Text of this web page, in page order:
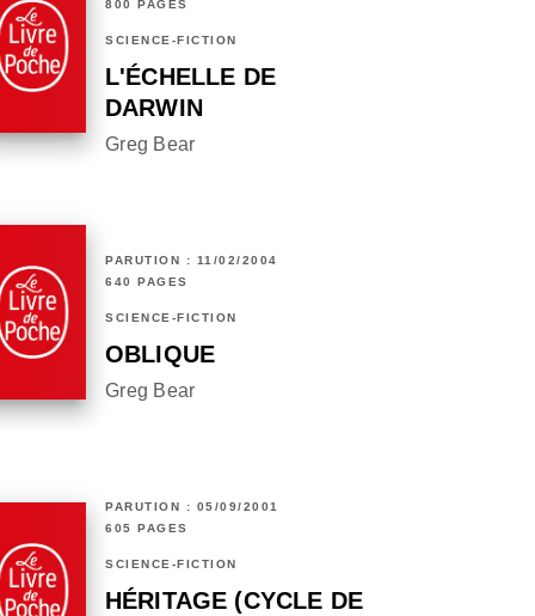
800 PAGES
SCIENCE-FICTION
L'ÉCHELLE DE
DARWIN
Greg Bear
PARUTION : 11/02/2004
640 PAGES
SCIENCE-FICTION
OBLIQUE
Greg Bear
PARUTION : 05/09/2001
605 PAGES
SCIENCE-FICTION
HÉRITAGE (CYCLE DE